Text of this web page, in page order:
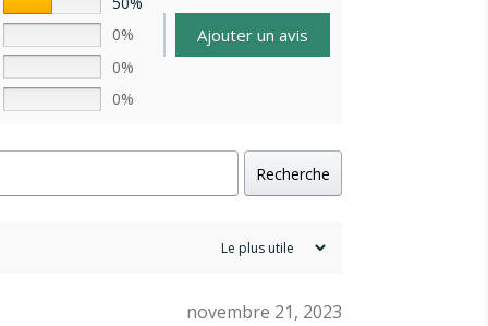
0%
0%
0%
Ajouter un avis
Recherche
novembre 21, 2023